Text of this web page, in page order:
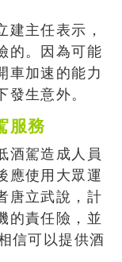
主任表示，
的。因為可能
車加速的能力
生意外。
服務
酒駕造成人員
應使用大眾運
唐立武說，計
的責任險，並
信可以提供酒